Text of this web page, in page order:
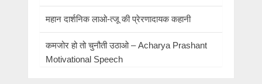
महान दार्शनिक लाओ-त्जू की प्रेरणादायक कहानी
कमजोर हो तो चुनौती उठाओ – Acharya Prashant
Motivational Speech